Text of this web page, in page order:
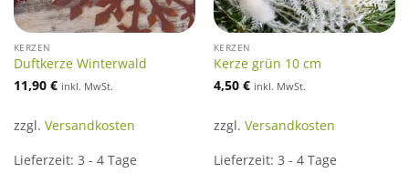
KERZEN
Duftkerze Winterwald
11,90 € inkl. MwSt.
zzgl. Versandkosten
Lieferzeit: 3 - 4 Tage
KERZEN
Kerze grün 10 cm
4,50 € inkl. MwSt.
zzgl. Versandkosten
Lieferzeit: 3 - 4 Tage